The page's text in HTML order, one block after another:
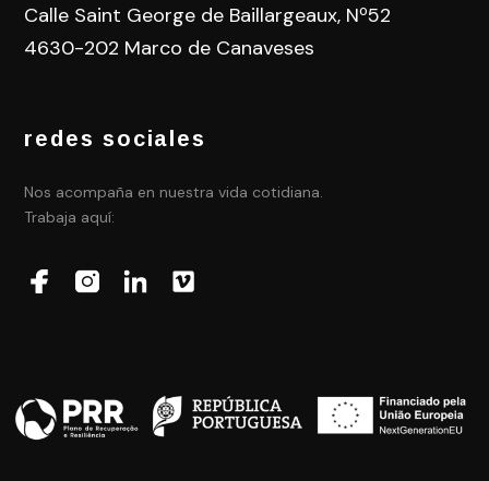
Calle Saint George de Baillargeaux, Nº52
4630-202 Marco de Canaveses
redes sociales
Nos acompaña en nuestra vida cotidiana.
Trabaja aquí: